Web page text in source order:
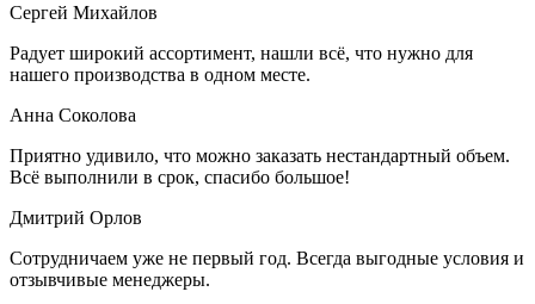
Сергей Михайлов
Радует широкий ассортимент, нашли всё, что нужно для
нашего производства в одном месте.
Анна Соколова
Приятно удивило, что можно заказать нестандартный объем.
Всё выполнили в срок, спасибо большое!
Дмитрий Орлов
Сотрудничаем уже не первый год. Всегда выгодные условия и
отзывчивые менеджеры.